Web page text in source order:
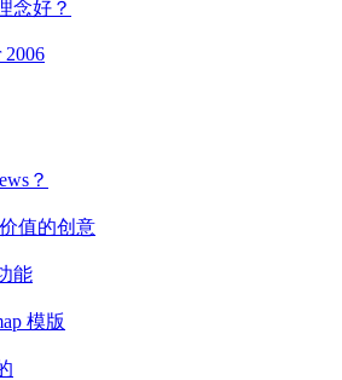
念好？
2006
？
值的创意
能
模版